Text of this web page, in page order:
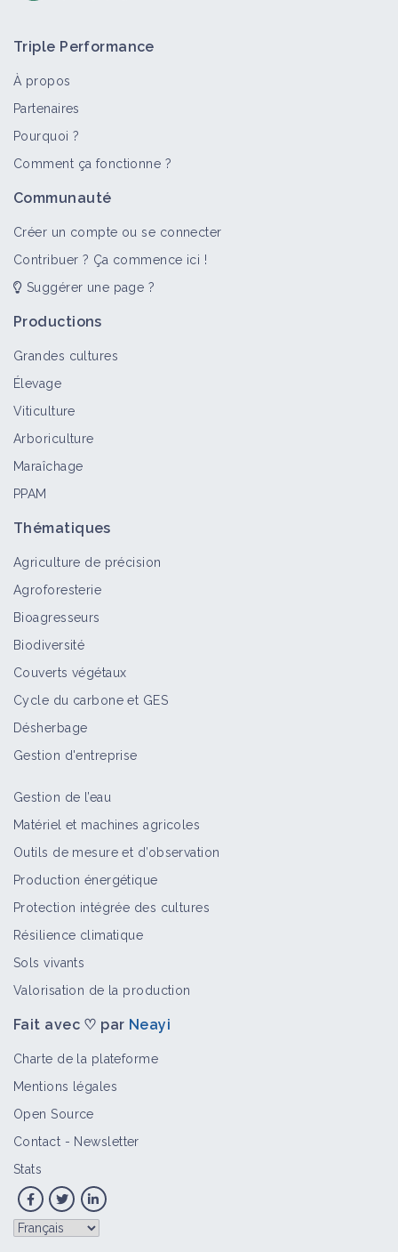
Triple Performance
À propos
Partenaires
Pourquoi ?
Comment ça fonctionne ?
Communauté
Créer un compte ou se connecter
Contribuer ? Ça commence ici !
Suggérer une page ?
Productions
Grandes cultures
Élevage
Viticulture
Arboriculture
Maraîchage
PPAM
Thématiques
Agriculture de précision
Agroforesterie
Bioagresseurs
Biodiversité
Couverts végétaux
Cycle du carbone et GES
Désherbage
Gestion d'entreprise
Gestion de l’eau
Matériel et machines agricoles
Outils de mesure et d’observation
Production énergétique
Protection intégrée des cultures
Résilience climatique
Sols vivants
Valorisation de la production
Fait avec ♡ par Neayi
Charte de la plateforme
Mentions légales
Open Source
Contact - Newsletter
Stats